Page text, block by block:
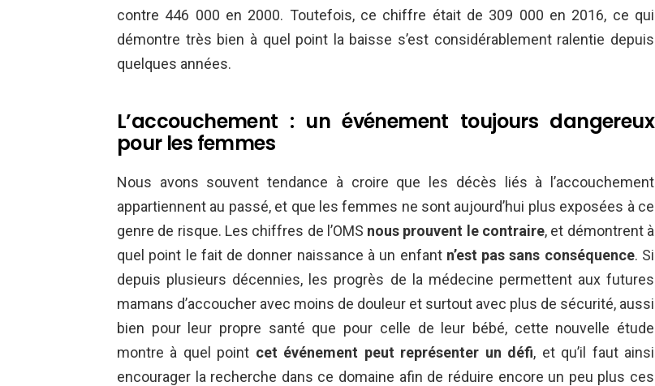
contre 446 000 en 2000. Toutefois, ce chiffre était de 309 000 en 2016, ce qui
démontre très bien à quel point la baisse s’est considérablement ralentie depuis
quelques années.
L’accouchement : un événement toujours dangereux
pour les femmes
Nous avons souvent tendance à croire que les décès liés à l’accouchement
appartiennent au passé, et que les femmes ne sont aujourd’hui plus exposées à ce
genre de risque. Les chiffres de l’OMS nous prouvent le contraire, et démontrent à
quel point le fait de donner naissance à un enfant n’est pas sans conséquence. Si
depuis plusieurs décennies, les progrès de la médecine permettent aux futures
mamans d’accoucher avec moins de douleur et surtout avec plus de sécurité, aussi
bien pour leur propre santé que pour celle de leur bébé, cette nouvelle étude
montre à quel point cet événement peut représenter un défi, et qu’il faut ainsi
encourager la recherche dans ce domaine afin de réduire encore un peu plus ces